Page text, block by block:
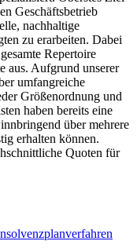
Geschäftsbetrieb
nachhaltige
zu erarbeiten. Dabei
Repertoire
aus. Aufgrund unserer
umfangreiche
Größenordnung und
haben bereits eine
über mehrere
erhalten können.
Quoten für